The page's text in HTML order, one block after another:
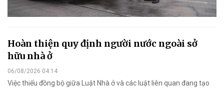
Hoàn thiện quy định người nước ngoài sở
hữu nhà ở
06/08/2026 04:14
Việc thiếu đồng bộ giữa Luật Nhà ở và các luật liên quan đang tạo